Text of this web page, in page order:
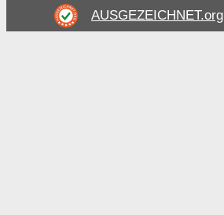
AUSGEZEICHNET.org